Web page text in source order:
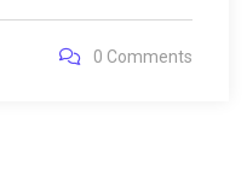
0 Comments